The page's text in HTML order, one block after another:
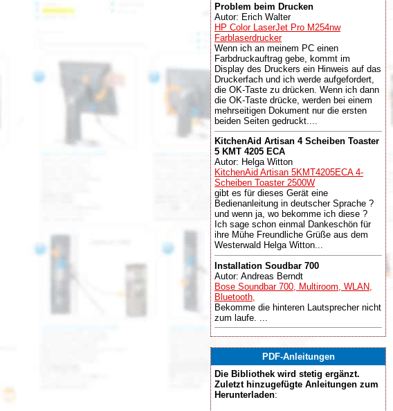
Problem beim Drucken
Autor: Erich Walter
HP Color LaserJet Pro M254nw
Farblaserdrucker
Wenn ich an meinem PC einen
Farbdruckauftrag gebe, kommt im
Display des Druckers ein Hinweis auf das
Druckerfach und ich werde aufgefordert,
die OK-Taste zu drücken. Wenn ich dann
die OK-Taste drücke, werden bei einem
mehrseitigen Dokument nur die ersten
beiden Seiten gedruckt....
KitchenAid Artisan 4 Scheiben Toaster
5 KMT 4205 ECA
Autor: Helga Witton
KitchenAid Artisan 5KMT4205ECA 4-
Scheiben Toaster 2500W
gibt es für dieses Gerät eine
Bedienanleitung in deutscher Sprache ?
und wenn ja, wo bekomme ich diese ?
Ich sage schon einmal Dankeschön für
ihre Mühe Freundliche Grüße aus dem
Westerwald Helga Witton...
Installation Soudbar 700
Autor: Andreas Berndt
Bose Soundbar 700, Multiroom, WLAN,
Bluetooth,
Bekomme die hinteren Lautsprecher nicht
zum laufe. ...
PDF-Anleitungen
Die Bibliothek wird stetig ergänzt.
Zuletzt hinzugefügte Anleitungen zum
Herunterladen: